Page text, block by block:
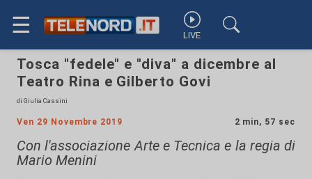
☰ LIVE
Tosca "fedele" e "diva" a dicembre al
Teatro Rina e Gilberto Govi
di Giulia Cassini
Ven 29 Novembre 2019 2 min, 57 sec
Con l'associazione Arte e Tecnica e la regia di
Mario Menini